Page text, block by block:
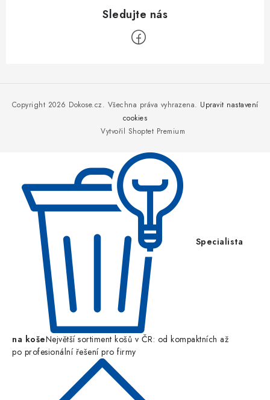
Vytvořil Shoptet Premium
Copyright 2026 Dokose.cz. Všechna práva vyhrazena. Upravit nastavení
cookies
Specialista
na košeNejvětší sortiment košů v ČR: od kompaktních až
po profesionální řešení pro firmy